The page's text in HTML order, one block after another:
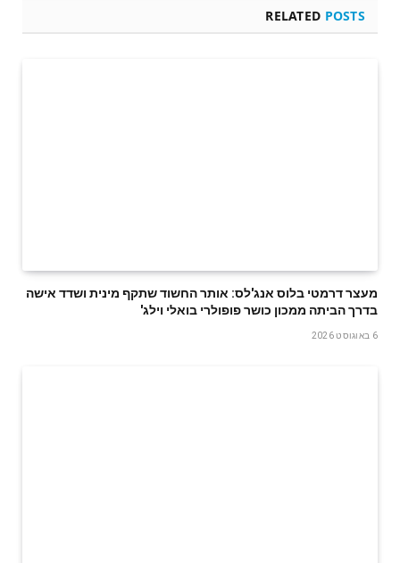
RELATED POSTS
מעצר דרמטי בלוס אנג'לס: אותר החשוד שתקף מינית ושדד אישה
בדרך הביתה ממכון כושר פופולרי בואלי וילג'
6 באוגוסט 2026